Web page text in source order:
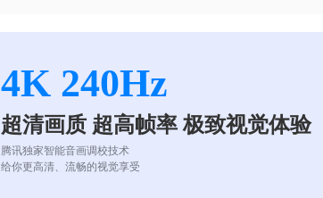
4K 240Hz
超清画质 超高帧率 极致视觉体验
腾讯独家智能音画调校技术
给你更高清、流畅的视觉享受